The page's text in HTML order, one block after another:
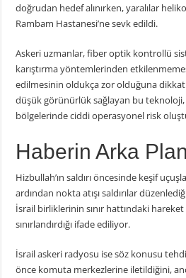
doğrudan hedef alınırken, yaralılar
Rambam Hastanesi’ne sevk edildi.
Askeri uzmanlar, fiber optik kontrollü
karıştırma yöntemlerinden
edilmesinin oldukça zor olduğuna
düşük görünürlük sağlayan bu teknoloji,
bölgelerinde ciddi operasyonel risk
Haberin Arka
Hizbullah’ın saldırı öncesinde keşif
ardından nokta atışı saldırılar
İsrail birliklerinin sınır hattındaki
sınırlandırdığı ifade ediliyor.
İsrail askeri radyosu ise söz konusu
önce komuta merkezlerine iletildiğini,